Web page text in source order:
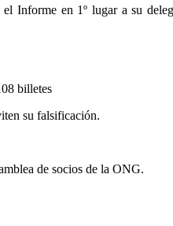
Informe en 1º lugar a su
billetes
su falsificación.
de socios de la ONG.